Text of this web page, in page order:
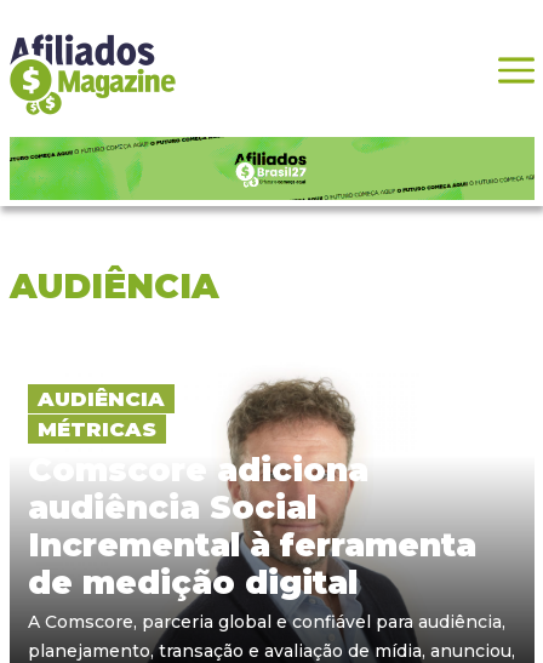
AUDIÊNCIA
AUDIÊNCIA
MÉTRICAS
Comscore adiciona
audiência Social
Incremental à ferramenta
de medição digital
A Comscore, parceria global e confiável para audiência,
planejamento, transação e avaliação de mídia, anunciou,